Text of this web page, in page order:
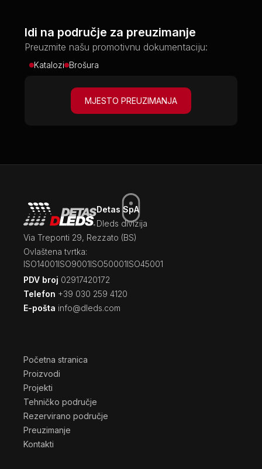
Idi na područje za preuzimanje
Preuzmite našu promotivnu dokumentaciju:
Katalozi Brošura
MJESTO PREUZIMANJA
Detas SpA
Dleds divizija
Via Treponti 29, Rezzato (BS)
Ovlaštena tvrtka:
ISO14001ISO9001ISO50001ISO45001
PDV broj 02917420172
Telefon +39 030 259 4120
E-pošta info@dleds.com
Početna stranica
Proizvodi
Projekti
Tehničko područje
Rezervirano područje
Preuzimanje
Kontakti